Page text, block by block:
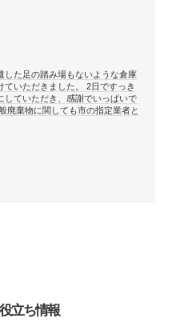
した足の踏み場もないような倉庫
ていただきました。 2日ですっき
していただき、感謝でいっぱいで
廃棄物に関しても市の指定業者と
立ち情報